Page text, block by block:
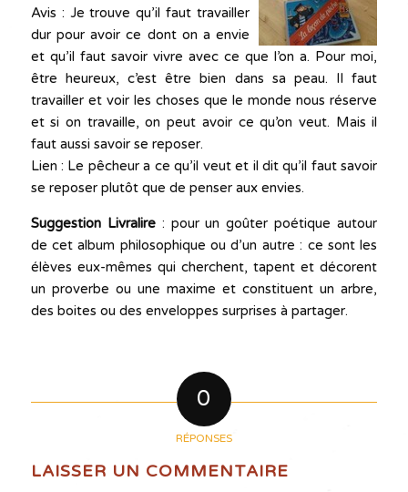
Avis : Je trouve qu’il faut travailler
dur pour avoir ce dont on a envie
et qu’il faut savoir vivre avec ce que l’on a. Pour moi,
être heureux, c’est être bien dans sa peau. Il faut
travailler et voir les choses que le monde nous réserve
et si on travaille, on peut avoir ce qu’on veut. Mais il
faut aussi savoir se reposer.
Lien : Le pêcheur a ce qu’il veut et il dit qu’il faut savoir
se reposer plutôt que de penser aux envies.
Suggestion Livralire: pour un goûter poétique autour
de cet album philosophique ou d’un autre : ce sont les
élèves eux-mêmes qui cherchent, tapent et décorent
un proverbe ou une maxime et constituent un arbre,
des boites ou des enveloppes surprises à partager.
0
RÉPONSES
LAISSER UN COMMENTAIRE